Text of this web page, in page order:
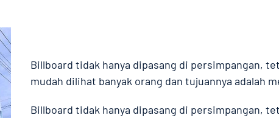
Billboard tidak hanya dipasang di persimpangan,
mudah dilihat banyak orang dan tujuannya adalah
Billboard tidak hanya dipasang di persimpangan,